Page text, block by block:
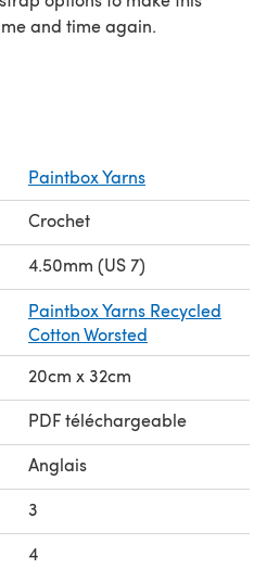
and time again.
Paintbox Yarns Recycled
andFREE crochet
Paintbox Yarns
Crochet
4.50mm (US 7)
Paintbox Yarns Recycled
Cotton Worsted
20cm x 32cm
PDF téléchargeable
Anglais
3
4